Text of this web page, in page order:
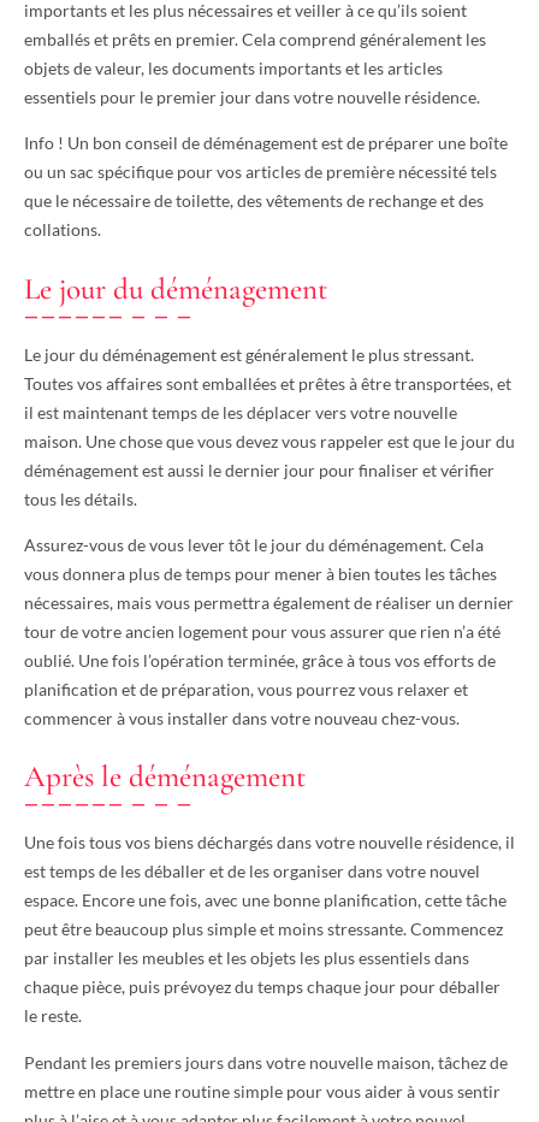
importants et les plus nécessaires et veiller à ce qu’ils soient
emballés et prêts en premier. Cela comprend généralement les
objets de valeur, les documents importants et les articles
essentiels pour le premier jour dans votre nouvelle résidence.
Info ! Un bon conseil de déménagement est de préparer une boîte
ou un sac spécifique pour vos articles de première nécessité tels
que le nécessaire de toilette, des vêtements de rechange et des
collations.
Le jour du déménagement
Le jour du déménagement est généralement le plus stressant.
Toutes vos affaires sont emballées et prêtes à être transportées, et
il est maintenant temps de les déplacer vers votre nouvelle
maison. Une chose que vous devez vous rappeler est que le jour du
déménagement est aussi le dernier jour pour finaliser et vérifier
tous les détails.
Assurez-vous de vous lever tôt le jour du déménagement. Cela
vous donnera plus de temps pour mener à bien toutes les tâches
nécessaires, mais vous permettra également de réaliser un dernier
tour de votre ancien logement pour vous assurer que rien n’a été
oublié. Une fois l’opération terminée, grâce à tous vos efforts de
planification et de préparation, vous pourrez vous relaxer et
commencer à vous installer dans votre nouveau chez-vous.
Après le déménagement
Une fois tous vos biens déchargés dans votre nouvelle résidence, il
est temps de les déballer et de les organiser dans votre nouvel
espace. Encore une fois, avec une bonne planification, cette tâche
peut être beaucoup plus simple et moins stressante. Commencez
par installer les meubles et les objets les plus essentiels dans
chaque pièce, puis prévoyez du temps chaque jour pour déballer
le reste.
Pendant les premiers jours dans votre nouvelle maison, tâchez de
mettre en place une routine simple pour vous aider à vous sentir